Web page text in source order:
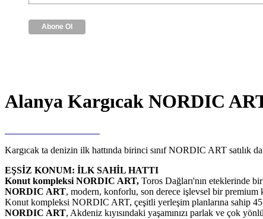
Alanya Kargıcak NORDIC
Kargıcak ta denizin ilk hattında birinci sınıf NORDIC ART satılık
EŞSİZ KONUM: İLK SAHİL HATTI
Konut kompleksi NORDIC ART, Toros Dağları'nın eteklerinde
NORDIC ART, modern, konforlu, son derece işlevsel bir premium
Konut kompleksi NORDIC ART, çeşitli yerleşim planlarına sahip
NORDIC ART, Akdeniz kıyısındaki yaşamınızı parlak ve çok